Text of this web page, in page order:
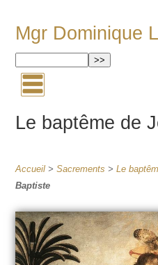
Mgr Dominique
Le baptême de
Accueil >Sacrements >Le
Baptiste